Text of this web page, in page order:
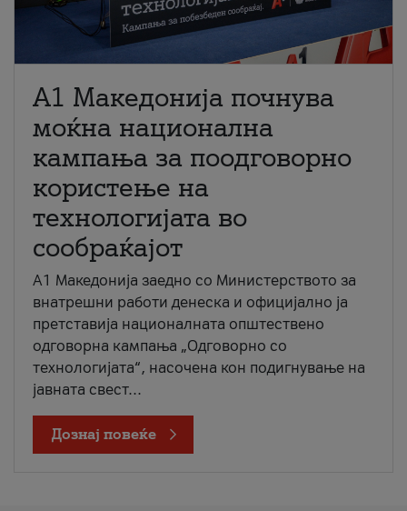
A1 Македонија почнува
моќна национална
кампања за поодговорно
користење на
технологијата во
сообраќајот
A1 Македонија заедно со Министерството за
внатрешни работи денеска и официјално ја
претставија националната општествено
одговорна кампања „Одговорно со
технологијата“, насочена кон подигнување на
јавната свест...
Дознај повеќе